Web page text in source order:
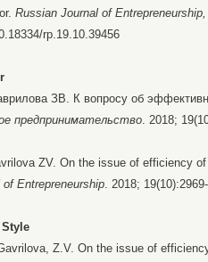
Russian Journal of
rp.19.10.39456
ЗВ. К вопросу об
предпринимательство. 2018;
ZV. On the issue of efficiency
Entrepreneurship. 2018;
Style
Z.V. On the issue of